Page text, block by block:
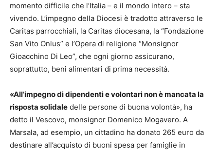
momento difficile che l’Italia – e il mondo intero – sta
vivendo. L’impegno della Diocesi è tradotto attraverso le
Caritas parrocchiali, la Caritas diocesana, la “Fondazione
San Vito Onlus” e l’Opera di religione “Monsignor
Gioacchino Di Leo”, che ogni giorno assicurano,
soprattutto, beni alimentari di prima necessità.
«All’impegno di dipendenti e volontari non è mancata la
risposta solidale delle persone di buona volontà», ha
detto il Vescovo, monsignor Domenico Mogavero. A
Marsala, ad esempio, un cittadino ha donato 265 euro da
destinare all’acquisto di buoni spesa per famiglie in